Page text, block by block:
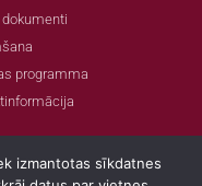
programma
izmantotas sīkdatnes